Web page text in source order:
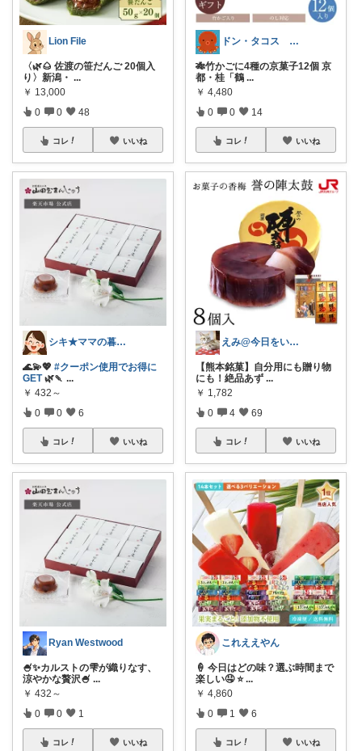
Lion File
〈🌿🌰 佐渡の笹だんご 20個入
り〉新潟・ ...
￥ 13,000
0 0 48
コレ いいね
シキ★ママの暮らし、キッズ
🌊💫💖 #クーポン使用でお得に
GET🌿🍡 ...
￥ 432～
0 0 6
コレ いいね
Ryan Westwood
🍧✨カルストの雫が織りなす、
涼やかな贅沢🍧 ...
￥ 432～
0 0 1
コレ いいね
ドン・タコス 防災⚠️生活雑貨アウトドア
🎋竹かごに4種の京菓子12個 京
都・桂「鶴 ...
￥ 4,480
0 0 14
コレ いいね
えみ@今日をいい日に💕
【熊本銘菓】自分用にも贈り物
にも！絶品あず ...
￥ 1,782
0 4 69
コレ いいね
これええやん
🍦 今日はどの味？選ぶ時間まで
楽しい🤤 ⭐ ...
￥ 4,860
0 1 6
コレ いいね